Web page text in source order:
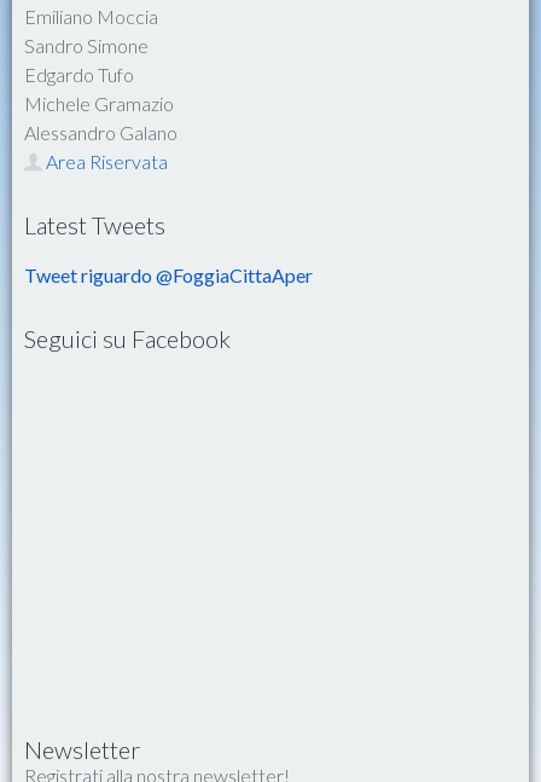
Emiliano Moccia
Sandro Simone
Edgardo Tufo
Michele Gramazio
Alessandro Galano
Area Riservata
Latest Tweets
Tweet riguardo @FoggiaCittaAper
Seguici su Facebook
Newsletter
Registrati alla nostra newsletter!